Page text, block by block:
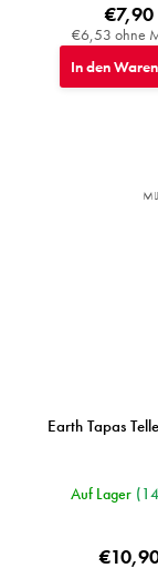
€6,53 ohne
€7,90
In den
Earth Tapas
Auf Lager